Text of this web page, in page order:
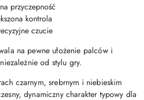
przyczepność
kontrola
czucie
na pewne ułożenie palców i
od stylu gry.
czarnym, srebrnym i niebieskim
dynamiczny charakter typowy dla